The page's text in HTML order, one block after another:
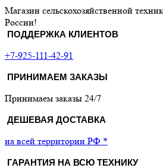
Магазин сельскохозяйственной
России!
ПОДДЕРЖКА КЛИЕНТОВ
+7-925-111-42-91
ПРИНИМАЕМ ЗАКАЗЫ
Принимаем заказы 24/7
ДЕШЕВАЯ ДОСТАВКА
на всей территории РФ *
ГАРАНТИЯ НА ВСЮ ТЕХНИКУ